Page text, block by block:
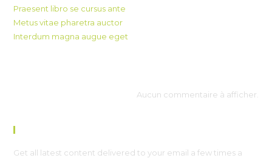
Praesent libro se cursus ante
Metus vitae pharetra auctor
Interdum magna augue eget
Aucun commentaire à afficher.
Get all latest content delivered to your email a few times a